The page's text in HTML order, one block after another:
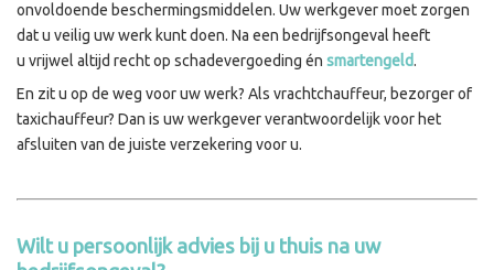
onvoldoende beschermingsmiddelen. Uw werkgever moet zorgen
dat u veilig uw werk kunt doen. Na een bedrijfsongeval heeft
u vrijwel altijd recht op schadevergoeding én smartengeld.
En zit u op de weg voor uw werk? Als vrachtchauffeur, bezorger of
taxichauffeur? Dan is uw werkgever verantwoordelijk voor het
afsluiten van de juiste verzekering voor u.
Wilt u persoonlijk advies bij u thuis na uw